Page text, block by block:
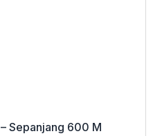
– Sepanjang 600 M